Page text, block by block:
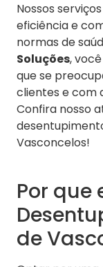
Nossos
eficiência e
normas de
Soluções,
que se
clientes e com
Confira nosso
Vasconcelos!
Por que
de